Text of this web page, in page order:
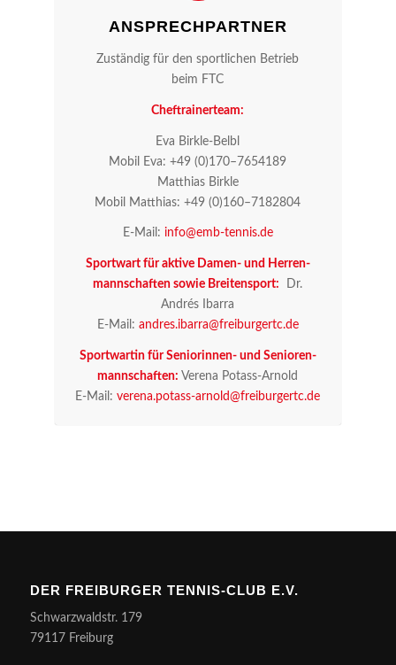
ANSPRECH­PART­NER
Zustän­dig für den sport­li­chen Betrieb
beim FTC
Chef­trai­ner­team:
Eva Birk­le-Belbl
Mobil Eva: +49 (0)170–7654189
Mat­thi­as Birkle
Mobil Mat­thi­as: +49 (0)160–7182804
E‑Mail: info@​emb-​tennis.​de
Sport­wart für akti­ve Damen- und Her­ren­
mann­schaf­ten sowie Brei­ten­sport:
Dr.
Andrés Ibarra
E‑Mail: andres.​ibarra@​freiburgertc.​de
Sport­war­tin für Senio­rin­nen- und Senio­ren­
mann­schaf­ten: Vere­na Potass-Arnold
E‑Mail:verena.​potass-​arnold@​freiburgertc.​de
DER FREI­BUR­GER TEN­NIS-CLUB E.V.
Schwarz­wald­str. 179
79117 Freiburg